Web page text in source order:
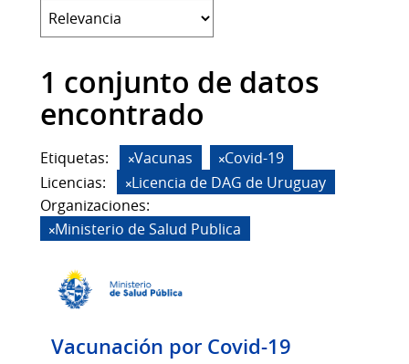
1 conjunto de datos
encontrado
Etiquetas: Vacunas
Covid-19
Licencias:
Licencia de DAG de Uruguay
Organizaciones:
Ministerio de Salud Publica
Vacunación por Covid-19